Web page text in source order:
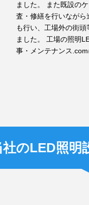
ました。 また既設の
査・修繕を行いなが
も行い、工場外の街
ました。 工場の照明
事・メンテナンス.com
社のLED照明